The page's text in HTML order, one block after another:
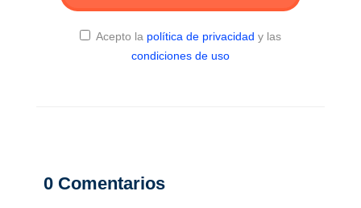
Acepto la política de privacidad y las
condiciones de uso
0 Comentarios